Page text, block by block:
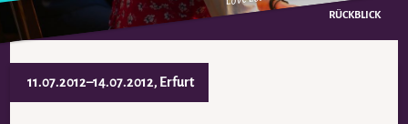
ÜBERSPRINGEN
RÜCKBLICK
11.07.2012–14.07.2012, Erfurt